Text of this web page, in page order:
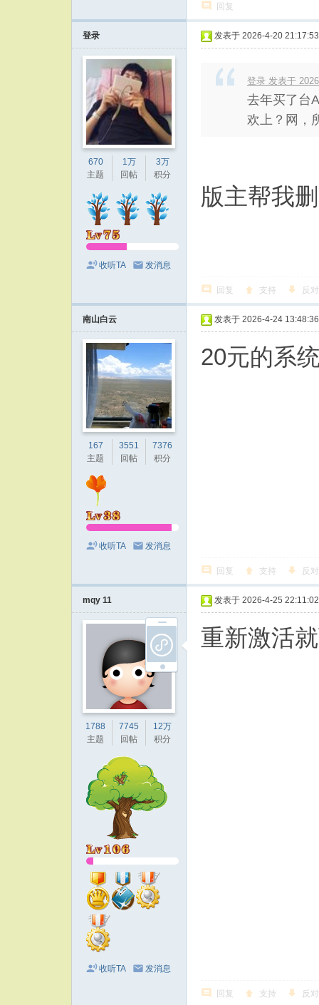
回复
登录
670
主题
1万
回帖
3万
积分
收听TA 发消息
发表于 2026-4-20 21:17:53
登录 发表于
去年买了台
欢上？网，
版主帮我
回复 支持 反对
南山白云
167
主题
3551
回帖
7376
积分
收听TA 发消息
发表于 2026-4-24 13:48:36
20元的系
回复 支持 反对
mqy 11
1788
主题
7745
回帖
12万
积分
收听TA 发消息
发表于 2026-4-25 22:11:02
重新激活
回复 支持 反对